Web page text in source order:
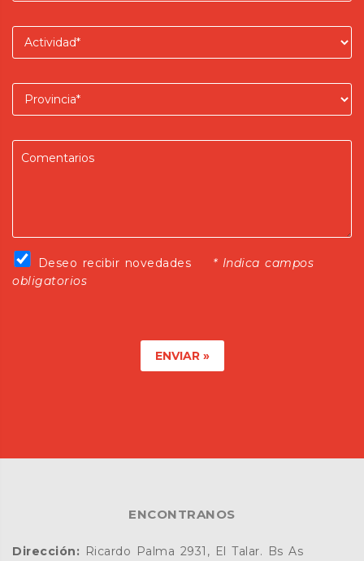
Actividad
Provincia
Deseo recibir novedades
Deseo recibir novedades
* Indica campos
obligatorios
ENVIAR »
ENCONTRANOS
Dirección: Ricardo Palma 2931, El Talar. Bs As